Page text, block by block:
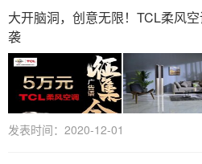
大开脑洞，创意无限！TCL柔风
袭
发表时间：2020-12-01